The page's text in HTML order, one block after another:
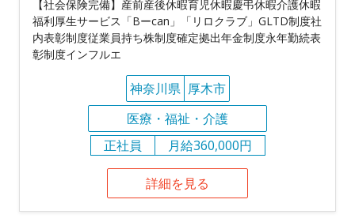
【社会保険完備】産前産後休暇育児休暇慶弔休暇介護休暇
福利厚生サービス「Bーcan」「リロクラブ」GLTD制度社
内表彰制度従業員持ち株制度確定拠出年金制度永年勤続表
彰制度インフルエ
神奈川県 厚木市
医療・福祉・介護
正社員
月給360,000円
詳細を見る